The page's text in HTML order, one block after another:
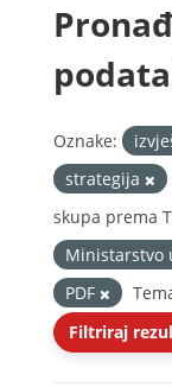
Oznake:
strategija
skupa prema
Ministarstvo
PDF
Filtriraj